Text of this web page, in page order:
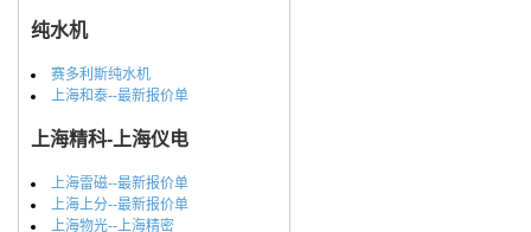
纯水机
赛多利斯纯水机
上海和泰--最新报价单
上海精科-上海仪电
上海雷磁--最新报价单
上海上分--最新报价单
上海物光--上海精密